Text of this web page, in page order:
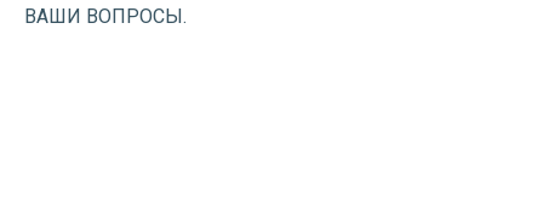
ВАШИ ВОПРОСЫ.